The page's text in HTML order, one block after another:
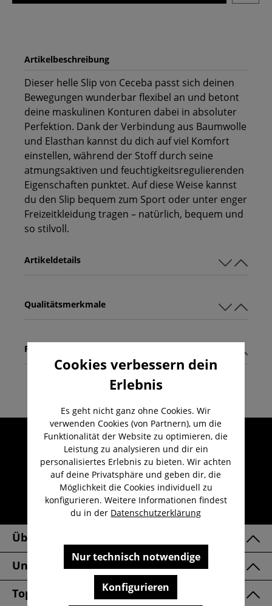
Artikelbeschreibung
Dieser helle Slip von Ceceba passt sich deinen
Bewegungen wunderbar flexibel an und betont
deine maskulinen Konturen dabei in absoluter
Perfektion. Dank der Verbindung aus Baumwolle
und Elasthan kannst du dich auf viel Komfort
einstellen, während der Stoff durch seine
atmungsaktiven und feuchtigkeitsregulierenden
Eigenschaften punktet. Auf diese Weise kannst
du den Slip bequem zum Sport oder unter enger
Freizeitkleidung tragen – natürlich, bequem und
so stilvoll.
Qualitätsmerkmale
Artikeldetails
Pflegehinweise
Umfangreicher Kundenservice
Kauf auf Rechnung
Kostenloser Versand ab 29,-€
Lieferzeit 1-3 Werktage
30 Tage kostenlose Retoure
Über Uns
Unsere Marken
Top Kategorien
Cookies verbessern dein
Erlebnis
Es geht nicht ganz ohne Cookies. Wir
verwenden Cookies (von Partnern), um die
Funktionalität der Website zu optimieren, die
Leistung zu analysieren und dir ein
personalisiertes Erlebnis zu bieten. Wir achten
auf deine Privatsphäre und geben dir, die
Möglichkeit die Cookies individuell zu
konfigurieren. Weitere Informationen findest
du in der Datenschutzerklärung
Nur technisch notwendige
Konfigurieren